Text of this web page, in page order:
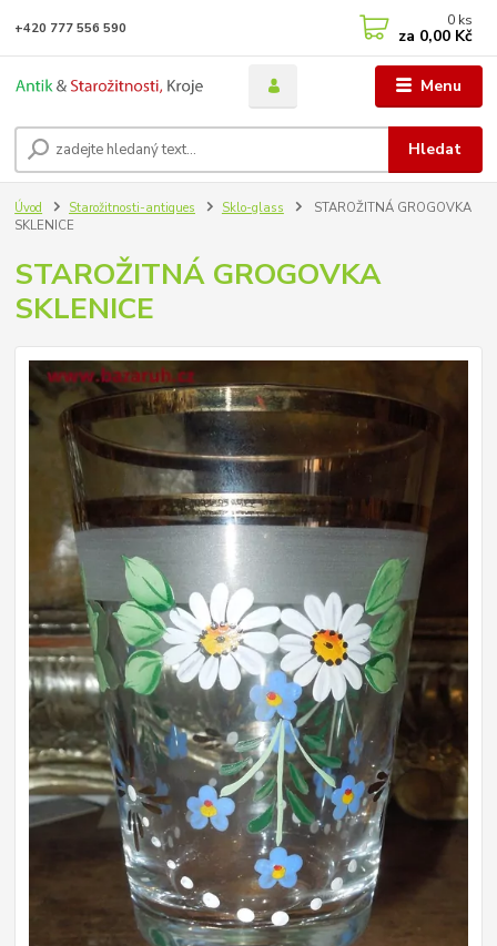
Menu
Hledat
+420 777 556 590 0 ks
za 0,00 Kč
Úvod Starožitnosti-antiques Sklo-glass
STAROŽITNÁ GROGOVKA
SKLENICE
STAROŽITNÁ GROGOVKA
SKLENICE